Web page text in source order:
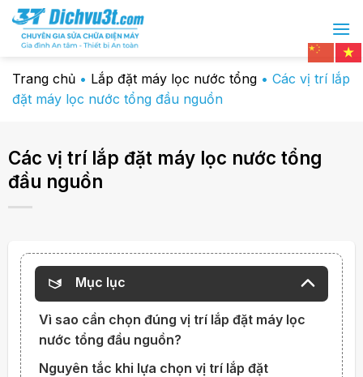
Chuyển
đến
dung
Trang chủ • Lắp đặt máy lọc nước tổng • Các vị trí lắp
đặt máy lọc nước tổng đầu nguồn
Các vị trí lắp đặt máy lọc nước tổng
đầu nguồn
Mục lục
Vì sao cần chọn đúng vị trí lắp đặt máy lọc
nước tổng đầu nguồn?
Nguyên tắc khi lựa chọn vị trí lắp đặt